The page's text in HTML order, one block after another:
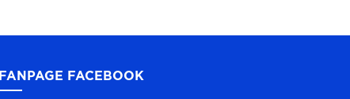
FANPAGE FACEBOOK